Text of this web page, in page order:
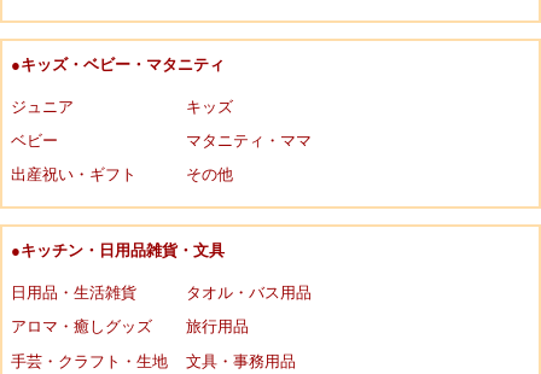
●キッズ・ベビー・マタニティ
ジュニア
キッズ
ベビー
マタニティ・ママ
出産祝い・ギフト
その他
●キッチン・日用品雑貨・文具
日用品・生活雑貨
タオル・バス用品
アロマ・癒しグッズ
旅行用品
手芸・クラフト・生地
文具・事務用品